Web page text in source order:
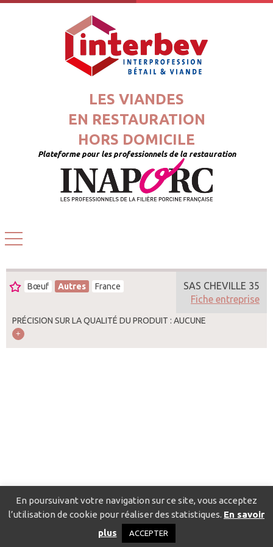
LES VIANDES
EN RESTAURATION
HORS DOMICILE
Plateforme pour les professionnels de la restauration
Bœuf Autres France
PRÉCISION SUR LA QUALITÉ DU PRODUIT : AUCUNE
SAS CHEVILLE 35
Fiche entreprise
Catalogue pour localiser les fournisseurs
Politique de confidentialité
En poursuivant votre navigation sur ce site, vous acceptez
l’utilisation de cookie pour réaliser des statistiques. En savoir
plus
ACCEPTER